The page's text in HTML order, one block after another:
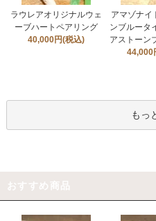
ラウレアオリジナルウェ
ーブハートペアリング
40,000円(税込)
アマゾナイ
ンブルータ
アストーン
44,000
もっ
おすすめ商品